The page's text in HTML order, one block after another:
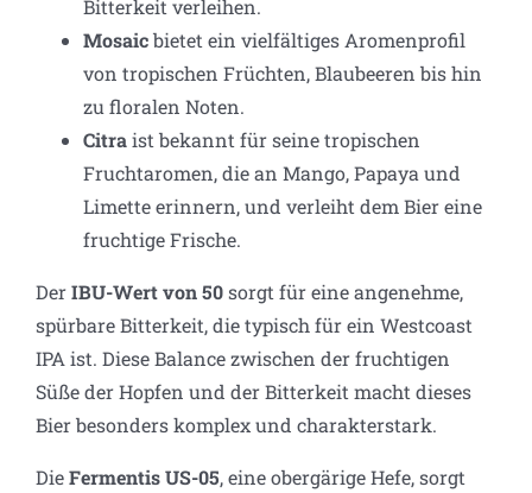
Bitterkeit verleihen.
Mosaicbietet ein vielfältiges Aromenprofil
von tropischen Früchten, Blaubeeren bis hin
zu floralen Noten.
Citraist bekannt für seine tropischen
Fruchtaromen, die an Mango, Papaya und
Limette erinnern, und verleiht dem Bier eine
fruchtige Frische.
DerIBU-Wert von 50sorgt für eine angenehme,
spürbare Bitterkeit, die typisch für ein Westcoast
IPA ist. Diese Balance zwischen der fruchtigen
Süße der Hopfen und der Bitterkeit macht dieses
Bier besonders komplex und charakterstark.
DieFermentis US-05, eine obergärige Hefe, sorgt